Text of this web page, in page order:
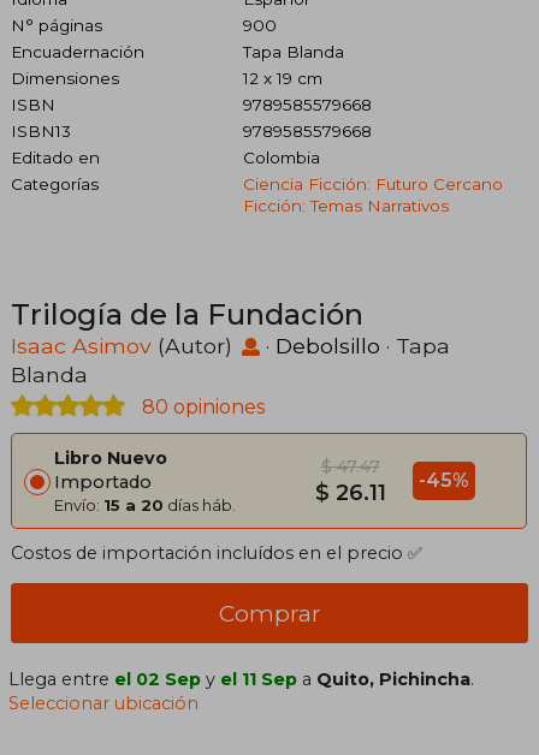
N° páginas
900
Encuadernación
Tapa Blanda
Dimensiones
12 x 19 cm
ISBN
9789585579668
ISBN13
9789585579668
Editado en
Colombia
Categorías
Ciencia Ficción: Futuro Cercano
Ficción: Temas Narrativos
Trilogía de la Fundación
Isaac Asimov (Autor) · Debolsillo · Tapa
Blanda
80 opiniones
Libro Nuevo
Importado
Envío: 15 a 20 días háb.
$ 47.47
$ 26.11 -45%
Costos de importación incluídos en el precio ✅
Comprar
Llega entre el 02 Sep y el 11 Sep a Quito, Pichincha.
Seleccionar ubicación